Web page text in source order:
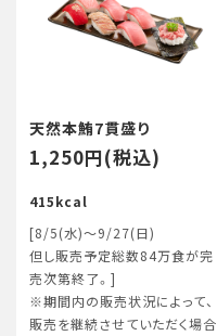
天然本鮪7貫盛り
1,250円(税込)
415kcal
[8/5(水)～9/27(日)
但し販売予定総数84万食が完
売次第終了。]
※期間内の販売状況によって、
販売を継続させていただく場合